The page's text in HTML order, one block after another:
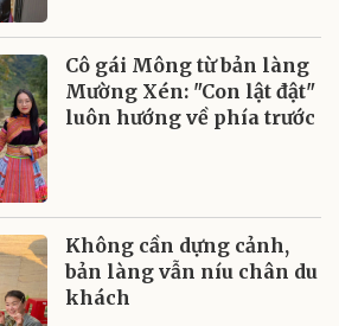
Cô gái Mông từ bản làng
Mường Xén: "Con lật đật"
luôn hướng về phía trước
Không cần dựng cảnh,
bản làng vẫn níu chân du
khách